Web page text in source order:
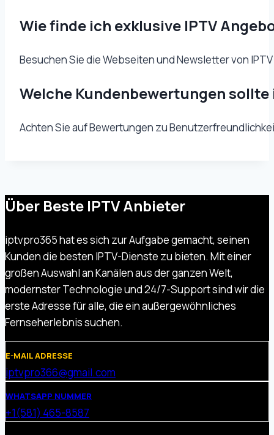
Wie finde ich exklusive IPTV
Besuchen Sie die Webseiten und Newsletter von
Welche Kundenbewertungen
Achten Sie auf Bewertungen zu
Über Beste IPTV Anbieter
iptvpro365 hat es sich zur Aufgabe gemacht, seinen
Kunden die besten IPTV-Dienste zu bieten. Mit einer
großen Auswahl an Kanälen aus der ganzen Welt,
modernster Technologie und 24/7-Support sind wir die
erste Adresse für alle, die ein außergewöhnliches
Fernseherlebnis suchen.
E-MAIL ADRESSE
iptvpro366@gmail.com
WHATSAPP NUMMER
+1(581) 465-8587